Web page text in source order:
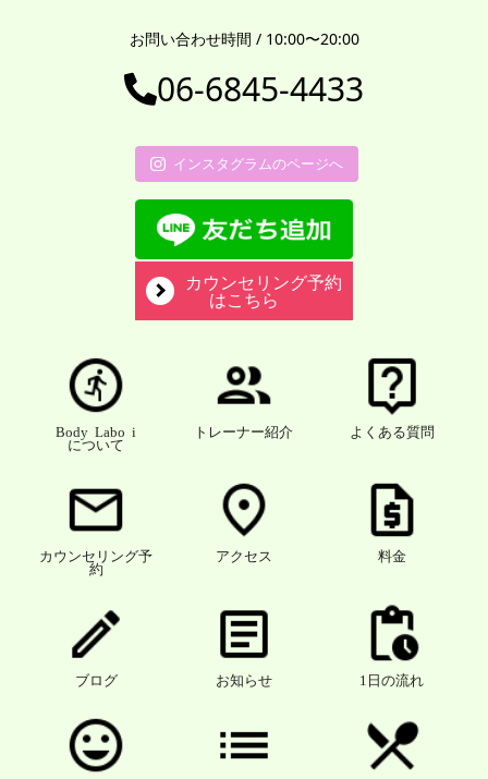
お問い合わせ時間 / 10:00〜20:00
06-6845-4433
インスタグラムのページへ
カウンセリング予約
はこちら
Body Labo i
について
トレーナー紹介 よくある質問
カウンセリング予
約
アクセス 料金
ブログ お知らせ 1日の流れ